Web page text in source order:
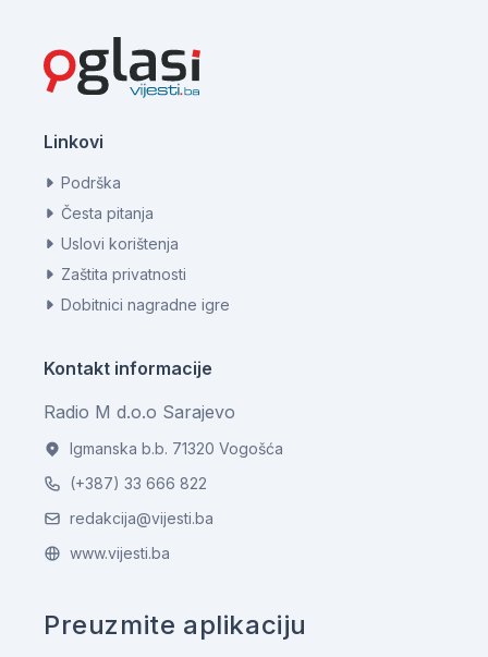
Linkovi
Podrška
Česta pitanja
Uslovi korištenja
Zaštita privatnosti
Dobitnici nagradne igre
Kontakt informacije
Radio M d.o.o Sarajevo
Igmanska b.b. 71320 Vogošća
(+387) 33 666 822
redakcija@vijesti.ba
www.vijesti.ba
Preuzmite aplikaciju